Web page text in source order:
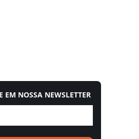
EM NOSSA NEWSLETTER